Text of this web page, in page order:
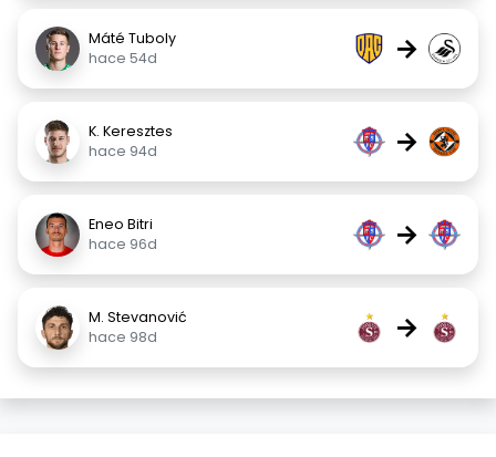
Máté Tuboly
hace 54d
→
K. Keresztes
hace 94d
→
Eneo Bitri
hace 96d
→
M. Stevanović
hace 98d
→